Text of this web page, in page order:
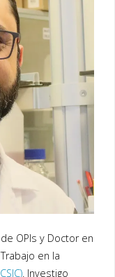
OPIs y Doctor en
. Trabajo en la
. Investigo